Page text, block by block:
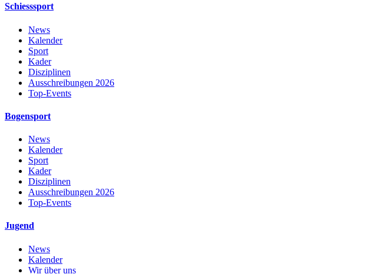
Schiesssport
News
Kalender
Sport
Kader
Disziplinen
Ausschreibungen 2026
Top-Events
Bogensport
News
Kalender
Sport
Kader
Disziplinen
Ausschreibungen 2026
Top-Events
Jugend
News
Kalender
Wir über uns